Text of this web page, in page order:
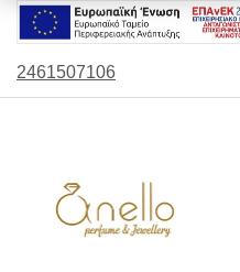
2461507106